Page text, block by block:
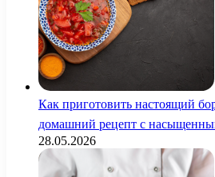
Как приготовить настоящий
домашний рецепт с
28.05.2026